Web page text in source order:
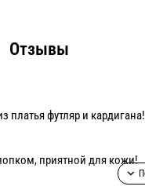
Отзывы
футляр и кардигана!
приятной для кожи!